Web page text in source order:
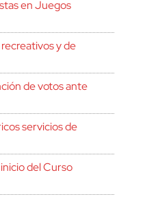
en Juegos
y de
de votos ante
servicios de
del Curso